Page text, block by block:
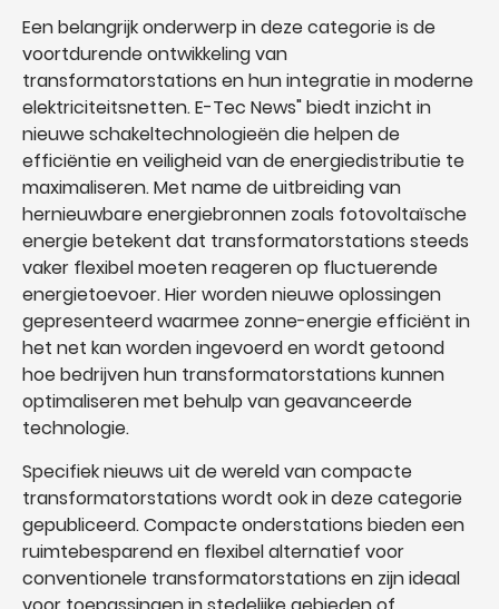
Een belangrijk onderwerp in deze categorie is de
voortdurende ontwikkeling van
transformatorstations en hun integratie in moderne
elektriciteitsnetten. E-Tec News" biedt inzicht in
nieuwe schakeltechnologieën die helpen de
efficiëntie en veiligheid van de energiedistributie te
maximaliseren. Met name de uitbreiding van
hernieuwbare energiebronnen zoals fotovoltaïsche
energie betekent dat transformatorstations steeds
vaker flexibel moeten reageren op fluctuerende
energietoevoer. Hier worden nieuwe oplossingen
gepresenteerd waarmee zonne-energie efficiënt in
het net kan worden ingevoerd en wordt getoond
hoe bedrijven hun transformatorstations kunnen
optimaliseren met behulp van geavanceerde
technologie.
Specifiek nieuws uit de wereld van compacte
transformatorstations wordt ook in deze categorie
gepubliceerd. Compacte onderstations bieden een
ruimtebesparend en flexibel alternatief voor
conventionele transformatorstations en zijn ideaal